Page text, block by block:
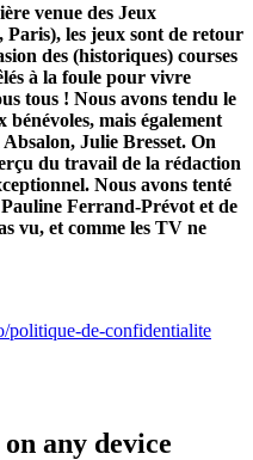
venue des Jeux
Paris), les jeux sont de retour
des (historiques) courses
à la foule pour vivre
tous ! Nous avons tendu le
mais également
Julie Bresset. On
du travail de la rédaction
Nous avons tenté
Ferrand-Prévot et de
vu, et comme les TV ne
politique-de-confidentialite
any device